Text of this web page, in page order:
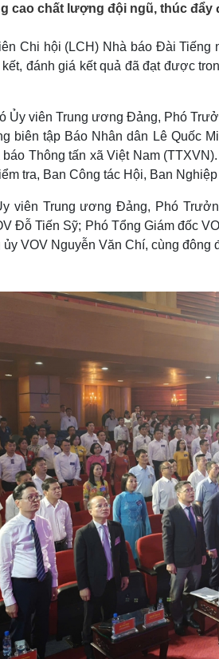
Đời sống
Nhà đẹp
Tình yêu - Gia đình
cao chất lượng đội ngũ, thúc
Chi hội (LCH) Nhà báo Đài
đánh giá kết quả đã đạt được
Ủy viên Trung ương Đảng, Phó
biên tập Báo Nhân dân Lê Quốc
Thông tấn xã Việt Nam
tra, Ban Công tác Hội, Ban
viên Trung ương Đảng, Phó
Đỗ Tiến Sỹ; Phó Tổng Giám đốc
VOV Nguyễn Văn Chí, cùng